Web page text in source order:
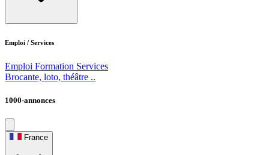
Emploi / Services
Emploi Formation Services
Brocante, loto, théâtre ..
1000-annonces
France